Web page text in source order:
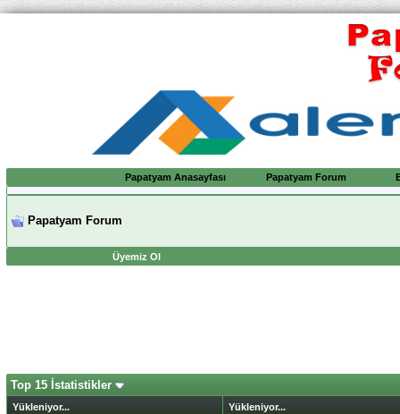
Papatyam Anasayfası Papatyam Forum
Papatyam Forum
Üyemiz Ol
Top 15 İstatistikler
Yükleniyor...
Yükleniyor...